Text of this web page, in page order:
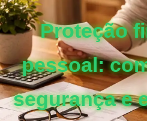
Proteção
pessoal:
segurança e